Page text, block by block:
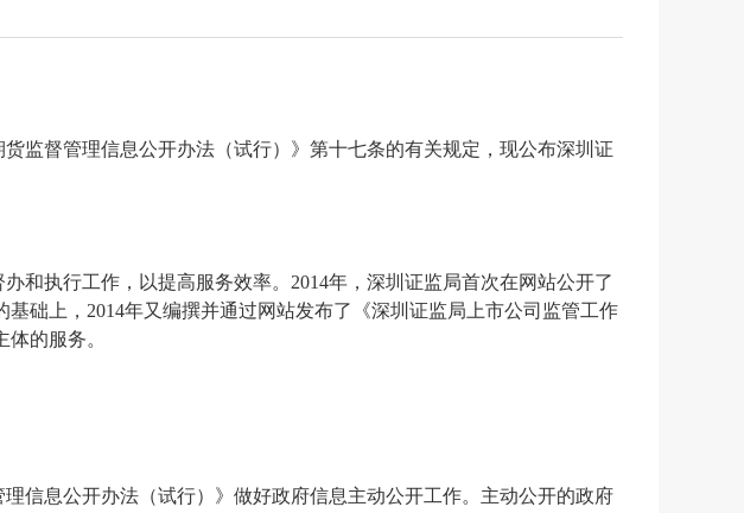
监督管理信息公开办法（试行）》第十七条的有关规定，现公布深圳证
和执行工作，以提高服务效率。 2014年，深圳证监局首次在网站公开了
础上， 2014年又编撰并通过网站发布了《深圳证监局上市公司监管工作
的服务。
信息公开办法（试行）》做好政府信息主动公开工作。主动公开的政府